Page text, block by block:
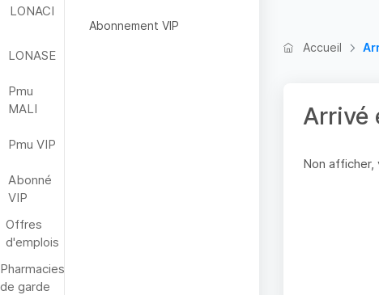
LONACI
LONASE
Pmu
MALI
Pmu VIP
Abonné
VIP
Offres
d'emplois
Pharmacies
de garde
Abonnement VIP
Accueil
Arrivé
Non afficher,